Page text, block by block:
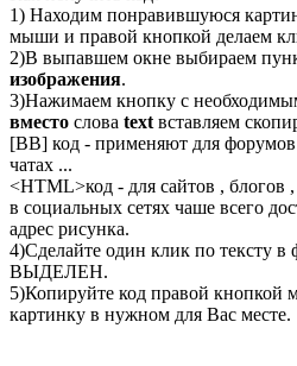
1) Находим понравившуюся
мыши и правой кнопкой делаем
2)В выпавшем окне выбираем
изображения.
3)Нажимаем кнопку с
вместо слова text вставляем
[BB] код - применяют для
чатах ...
<HTML>код - для сайтов , блогов
в социальных сетях чаше всего
адрес рисунка.
4)Сделайте один клик по тексту
ВЫДЕЛЕН.
5)Копируйте код правой кнопкой
картинку в нужном для Вас месте.